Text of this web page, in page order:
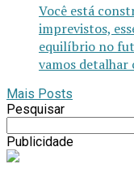
Você está
imprevistos,
equilíbrio no
vamos detalhar
Mais Posts
Pesquisar
Publicidade